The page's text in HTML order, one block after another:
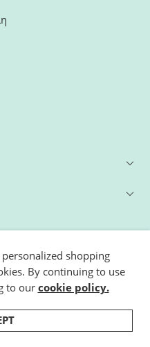
by
shopping
By continuing to use
to our cookie policy.